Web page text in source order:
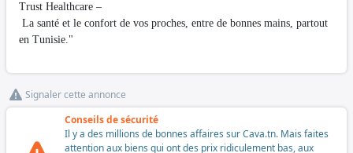
Trust Healthcare –
La santé et le confort de vos proches, entre de bonnes mains, partout
en Tunisie."
Signaler cette annonce
Conseils de sécurité
Il y a des millions de bonnes affaires sur Cava.tn. Mais faites
attention aux biens qui ont des prix ridiculement bas, aux